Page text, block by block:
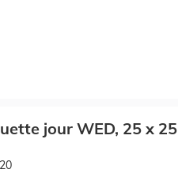
jour WED, 25 x 25